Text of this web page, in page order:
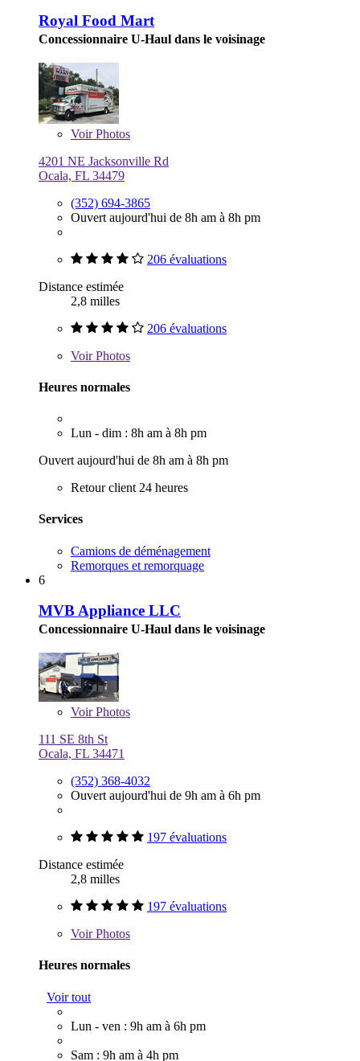
Royal Food Mart
Concessionnaire U-Haul dans le voisinage
VoirPhotos
4201 NE Jacksonville Rd
Ocala, FL 34479
(352) 694-3865
Ouvert aujourd'hui de 8h am à 8h pm
206 évaluations
Distance estimée
2,8 milles
206 évaluations
VoirPhotos
Heures normales
Lun - dim : 8h am à 8h pm
Ouvert aujourd'hui de 8h am à 8h pm
Retour client 24 heures
Services
Camions de déménagement
Remorques et remorquage
6
MVB Appliance LLC
Concessionnaire U-Haul dans le voisinage
VoirPhotos
111 SE 8th St
Ocala, FL 34471
(352) 368-4032
Ouvert aujourd'hui de 9h am à 6h pm
197 évaluations
Distance estimée
2,8 milles
197 évaluations
VoirPhotos
Heures normales
Voir tout
Lun - ven : 9h am à 6h pm
Sam : 9h am à 4h pm